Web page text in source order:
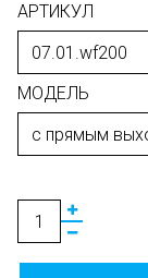
АРТИКУЛ
МОДЕЛЬ